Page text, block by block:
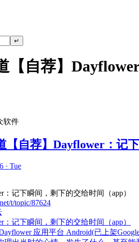
↵
【自荐】
软件
【自荐】Dayflower：记
· Tue
：记下瞬间，剩下的交给时间（app）
t/topic/87624
：记下瞬间，剩下的交给时间（app）
应用平台 Android(已上架